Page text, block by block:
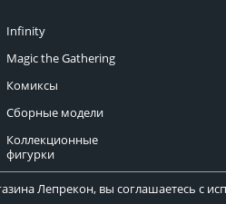
Infinity
Magic the Gathering
Комиксы
Сборные модели
Коллекционные
фигурки
Лепрекон, вы соглашаетесь с